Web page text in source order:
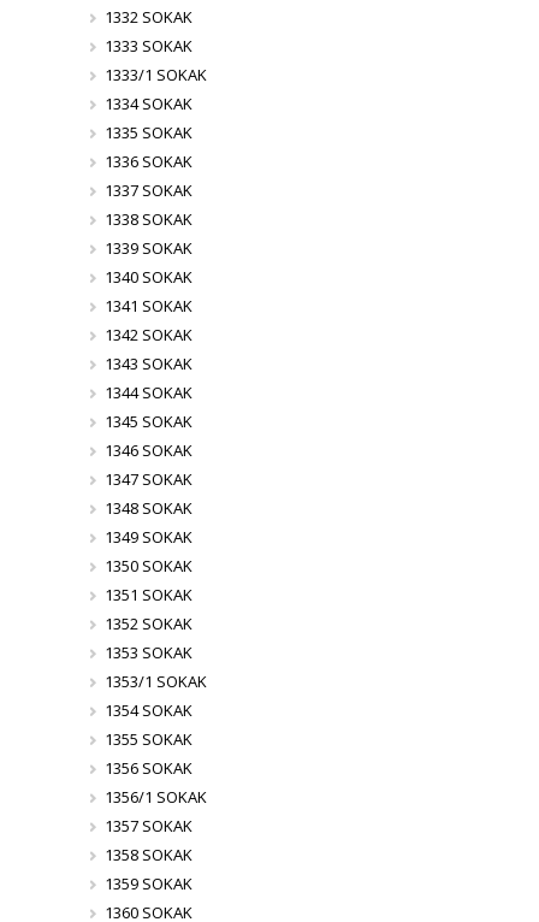
1332 SOKAK
1333 SOKAK
1333/1 SOKAK
1334 SOKAK
1335 SOKAK
1336 SOKAK
1337 SOKAK
1338 SOKAK
1339 SOKAK
1340 SOKAK
1341 SOKAK
1342 SOKAK
1343 SOKAK
1344 SOKAK
1345 SOKAK
1346 SOKAK
1347 SOKAK
1348 SOKAK
1349 SOKAK
1350 SOKAK
1351 SOKAK
1352 SOKAK
1353 SOKAK
1353/1 SOKAK
1354 SOKAK
1355 SOKAK
1356 SOKAK
1356/1 SOKAK
1357 SOKAK
1358 SOKAK
1359 SOKAK
1360 SOKAK